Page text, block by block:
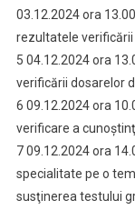
03.12.2024 ora
rezultatele
5 04.12.2024 ora
verificării dosarelor
6 09.12.2024 ora
verificare a
7 09.12.2024 ora
specialitate pe o
susţinerea testului